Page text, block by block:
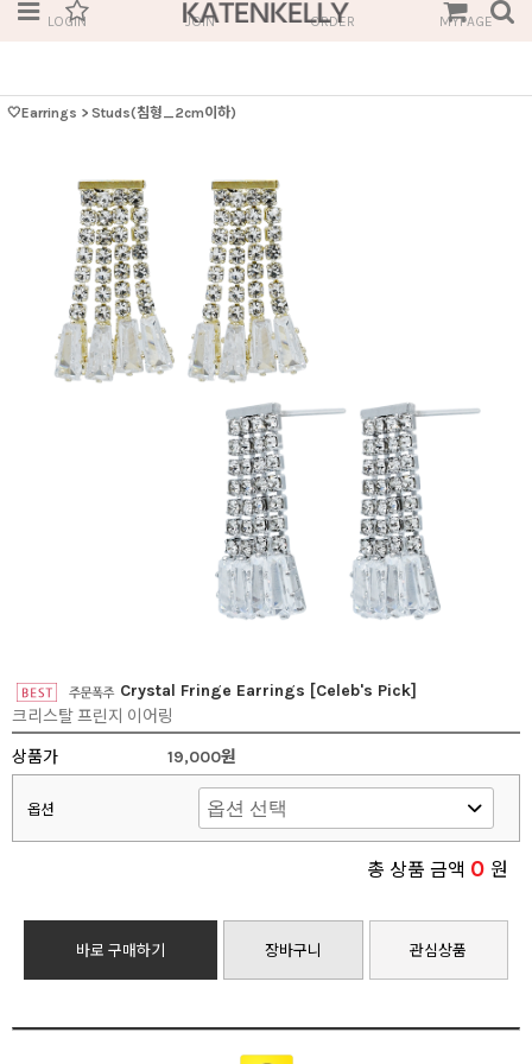
LOGIN JOIN ORDER MYPAGE
🤍Earrings > Studs(침형_2cm이하)
Crystal Fringe Earrings [Celeb's Pick]
크리스탈 프린지 이어링
상품가
19,000원
옵션
총 상품 금액 0 원
바로 구매하기 장바구니 관심상품